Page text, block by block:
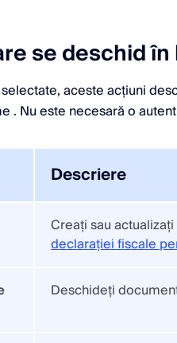
se deschid
aceste acțiuni
. Nu este necesară o
Descriere
Creați sau actualizați
declarației fiscale
Deschideți